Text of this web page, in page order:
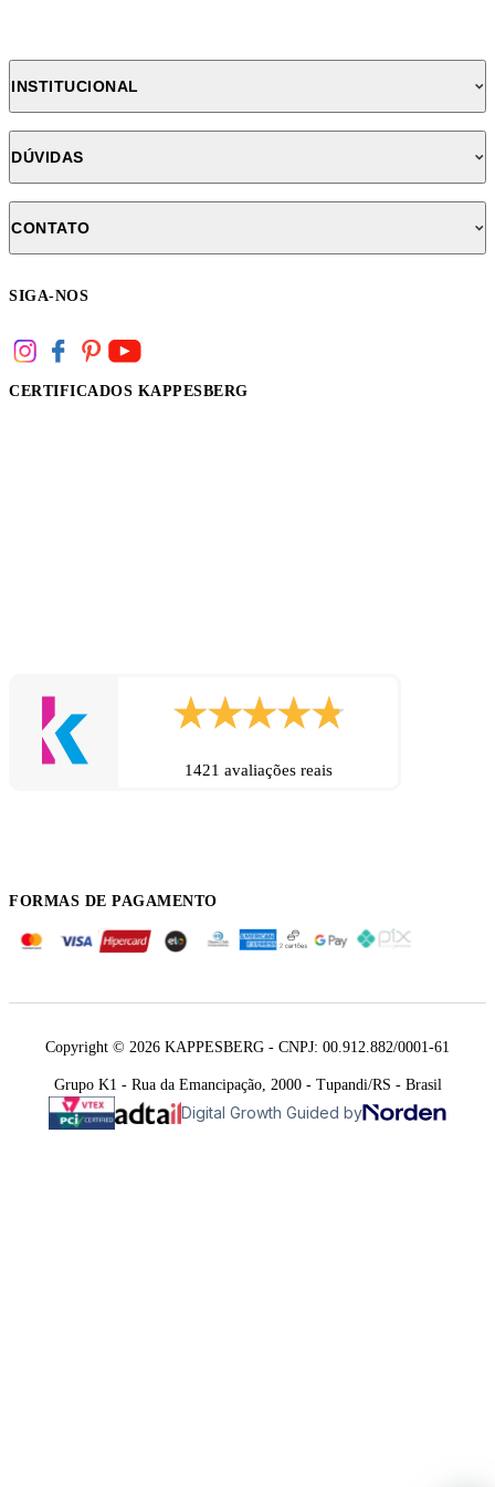
INSTITUCIONAL
DÚVIDAS
CONTATO
SIGA-NOS
CERTIFICADOS KAPPESBERG
1421 avaliações reais
FORMAS DE PAGAMENTO
Copyright © 2026 KAPPESBERG - CNPJ: 00.912.882/0001-61
Grupo K1 - Rua da Emancipação, 2000 - Tupandi/RS - Brasil
Digital Growth Guided by